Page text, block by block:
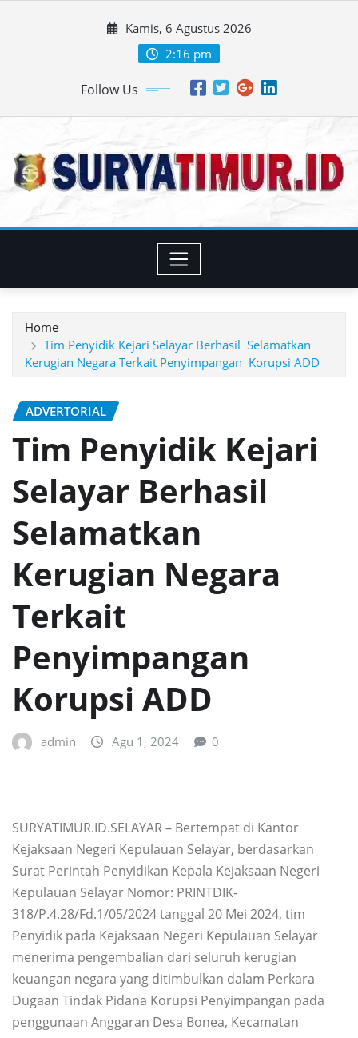
Kamis, 6 Agustus 2026
2:16 pm
Follow Us
Home
Tim Penyidik Kejari Selayar Berhasil Selamatkan
Kerugian Negara Terkait Penyimpangan Korupsi ADD
ADVERTORIAL
Tim Penyidik Kejari
Selayar Berhasil
Selamatkan
Kerugian Negara
Terkait
Penyimpangan
Korupsi ADD
admin Agu 1, 2024 0
SURYATIMUR.ID.SELAYAR – Bertempat di Kantor
Kejaksaan Negeri Kepulauan Selayar, berdasarkan
Surat Perintah Penyidikan Kepala Kejaksaan Negeri
Kepulauan Selayar Nomor: PRINTDIK-
318/P.4.28/Fd.1/05/2024 tanggal 20 Mei 2024, tim
Penyidik pada Kejaksaan Negeri Kepulauan Selayar
menerima pengembalian dari seluruh kerugian
keuangan negara yang ditimbulkan dalam Perkara
Dugaan Tindak Pidana Korupsi Penyimpangan pada
penggunaan Anggaran Desa Bonea, Kecamatan